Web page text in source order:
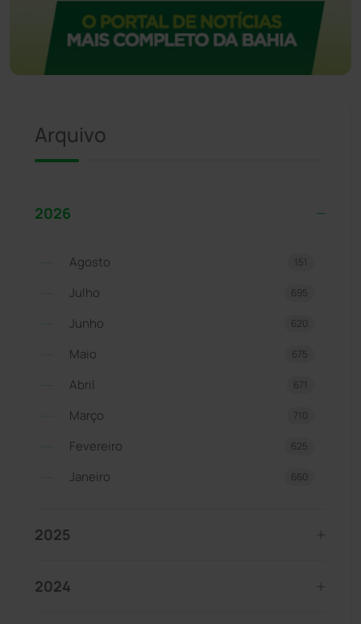
Arquivo
2026
Agosto 151
Julho 695
Junho 620
Maio 675
Abril 671
Março 710
Fevereiro 625
Janeiro 660
2025
2024